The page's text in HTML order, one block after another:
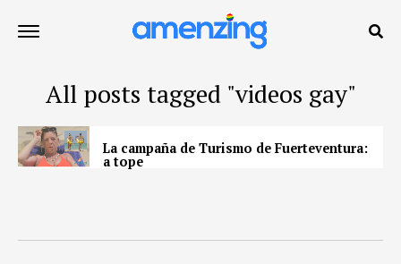
All posts tagged "videos gay"
La campaña de Turismo de Fuerteventura:
a tope